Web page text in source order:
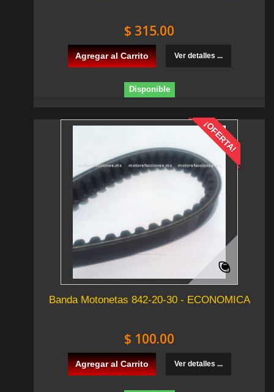
$ 315.00
Agregar al Carrito Ver detalles ...
Disponible
¡OFERTA!
Banda Motonetas 842-20-30 - ECONOMICA
$ 100.00
Agregar al Carrito Ver detalles ...